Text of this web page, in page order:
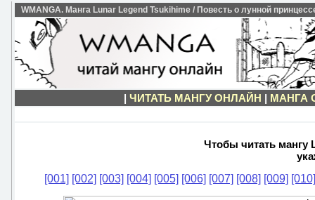
WMANGA. Манга Lunar Legend Tsukihime / Повесть о лунной
| ЧИТАТЬ МАНГУ ОНЛАЙН | МАНГА
Чтобы читать мангу
[001] [002] [003] [004] [005] [006] [007] [008] [009] [010]